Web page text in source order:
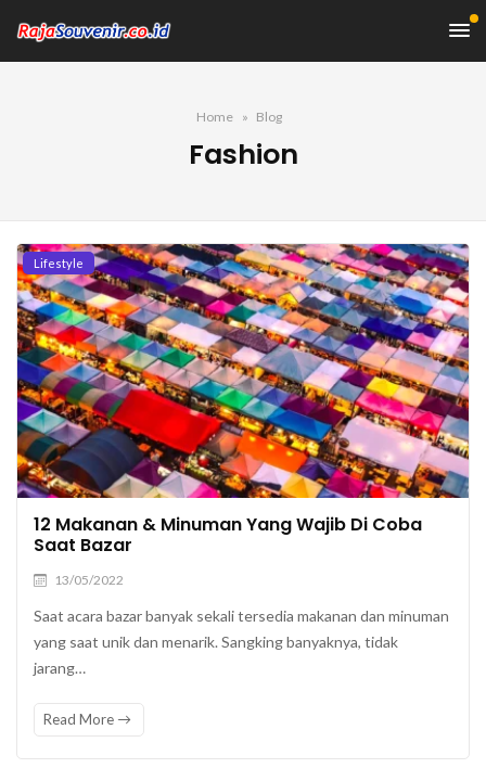
Home Blog
Fashion
Lifestyle
12 Makanan & Minuman Yang Wajib Di Coba
Saat Bazar
13/05/2022
Saat acara bazar banyak sekali tersedia makanan dan minuman
yang saat unik dan menarik. Sangking banyaknya, tidak
jarang…
Read More